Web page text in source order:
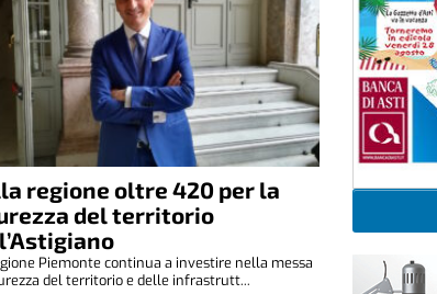
regione oltre 420 per la
del territorio
Piemonte continua a investire nella messa
del territorio e delle infrastrutt...